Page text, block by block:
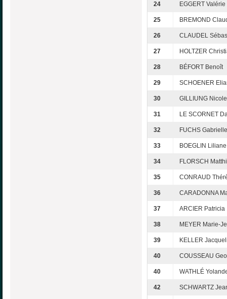
24 EGGERT Valérie
25 BREMOND
26 CLAUDEL
27 HOLTZER
28 BÉFORT Benoît
29 SCHOENER
30 GILLIUNG Nicole
31 LE SCORNET
32 FUCHS Gabrielle
33 BOEGLIN Liliane
34 FLORSCH
35 CONRAUD
36 CARADONNA
37 ARCIER Patricia
38 MEYER Marie-
39 KELLER
40 COUSSEAU
40 WATHLÉ
42 SCHWARTZ